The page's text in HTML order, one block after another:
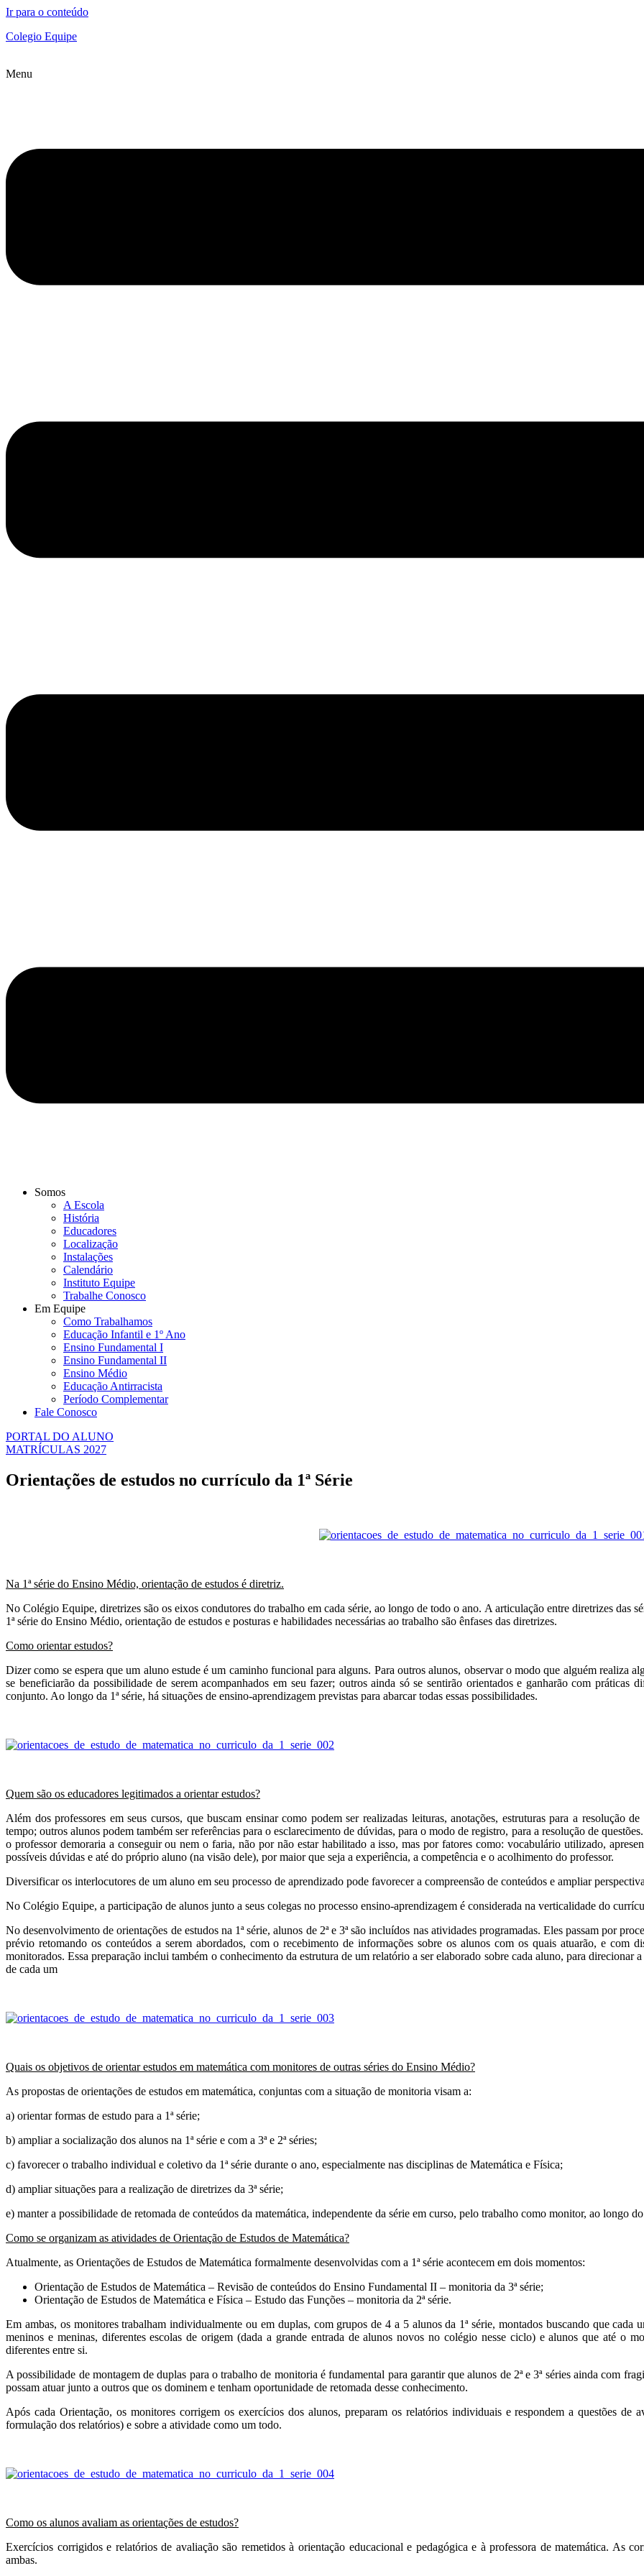
Ir para o conteúdo
Colegio Equipe
Menu
Somos
A Escola
História
Educadores
Localização
Instalações
Calendário
Instituto Equipe
Trabalhe Conosco
Em Equipe
Como Trabalhamos
Educação Infantil e 1º Ano
Ensino Fundamental I
Ensino Fundamental II
Ensino Médio
Educação Antirracista
Período Complementar
Fale Conosco
PORTAL DO ALUNO
MATRÍCULAS 2027
Orientações de estudos no currículo da 1ª Série
Na 1ª série do Ensino Médio, orientação de estudos é diretriz.
No Colégio Equipe, diretrizes são os eixos condutores do trabalho em cada série, ao longo de todo o ano. A articulação entre diretrizes das
1ª série do Ensino Médio, orientação de estudos e posturas e habilidades necessárias ao trabalho são ênfases das diretrizes.
Como orientar estudos?
Dizer como se espera que um aluno estude é um caminho funcional para alguns. Para outros alunos, observar o modo que alguém realiza
se beneficiarão da possibilidade de serem acompanhados em seu fazer; outros ainda só se sentirão orientados e ganharão com
conjunto. Ao longo da 1ª série, há situações de ensino-aprendizagem previstas para abarcar todas essas possibilidades.
Quem são os educadores legitimados a orientar estudos?
Além dos professores em seus cursos, que buscam ensinar como podem ser realizadas leituras, anotações, estruturas para a resolução
tempo; outros alunos podem também ser referências para o esclarecimento de dúvidas, para o modo de registro, para a resolução de
o professor demoraria a conseguir ou nem o faria, não por não estar habilitado a isso, mas por fatores como: vocabulário utilizado,
possíveis dúvidas e até do próprio aluno (na visão dele), por maior que seja a experiência, a competência e o acolhimento do professor.
Diversificar os interlocutores de um aluno em seu processo de aprendizado pode favorecer a compreensão de conteúdos e ampliar
No Colégio Equipe, a participação de alunos junto a seus colegas no processo ensino-aprendizagem é considerada na verticalidade do
No desenvolvimento de orientações de estudos na 1ª série, alunos de 2ª e 3ª são incluídos nas atividades programadas. Eles passam por
prévio retomando os conteúdos a serem abordados, com o recebimento de informações sobre os alunos com os quais atuarão, e com
monitorados. Essa preparação inclui também o conhecimento da estrutura de um relatório a ser elaborado sobre cada aluno, para
de cada um
Quais os objetivos de orientar estudos em matemática com monitores de outras séries do Ensino Médio?
As propostas de orientações de estudos em matemática, conjuntas com a situação de monitoria visam a:
a) orientar formas de estudo para a 1ª série;
b) ampliar a socialização dos alunos na 1ª série e com a 3ª e 2ª séries;
c) favorecer o trabalho individual e coletivo da 1ª série durante o ano, especialmente nas disciplinas de Matemática e Física;
d) ampliar situações para a realização de diretrizes da 3ª série;
e) manter a possibilidade de retomada de conteúdos da matemática, independente da série em curso, pelo trabalho como monitor, ao longo
Como se organizam as atividades de Orientação de Estudos de Matemática?
Atualmente, as Orientações de Estudos de Matemática formalmente desenvolvidas com a 1ª série acontecem em dois momentos:
Orientação de Estudos de Matemática – Revisão de conteúdos do Ensino Fundamental II – monitoria da 3ª série;
Orientação de Estudos de Matemática e Física – Estudo das Funções – monitoria da 2ª série.
Em ambas, os monitores trabalham individualmente ou em duplas, com grupos de 4 a 5 alunos da 1ª série, montados buscando que cada
meninos e meninas, diferentes escolas de origem (dada a grande entrada de alunos novos no colégio nesse ciclo) e alunos que até o
diferentes entre si.
A possibilidade de montagem de duplas para o trabalho de monitoria é fundamental para garantir que alunos de 2ª e 3ª séries ainda com
possam atuar junto a outros que os dominem e tenham oportunidade de retomada desse conhecimento.
Após cada Orientação, os monitores corrigem os exercícios dos alunos, preparam os relatórios individuais e respondem a questões de
formulação dos relatórios) e sobre a atividade como um todo.
Como os alunos avaliam as orientações de estudos?
Exercícios corrigidos e relatórios de avaliação são remetidos à orientação educacional e pedagógica e à professora de matemática. As
ambas.